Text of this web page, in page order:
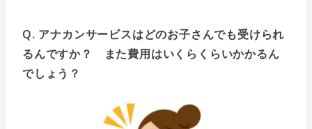
Q. アナカンサービスはどのお子さんでも受けられ
るんですか？ また費用はいくらくらいかかるん
でしょう？